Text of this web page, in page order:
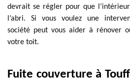
devrait se régler pour que
l’abri. Si vous voulez une
société peut vous aider à rénover
votre toit.
Fuite couverture à